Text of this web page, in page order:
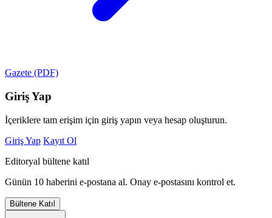
Gazete (PDF)
Giriş Yap
İçeriklere tam erişim için giriş yapın veya hesap oluşturun.
Giriş Yap Kayıt Ol
Editoryal bültene katıl
Günün 10 haberini e-postana al. Onay e-postasını kontrol et.
Bültene Katıl